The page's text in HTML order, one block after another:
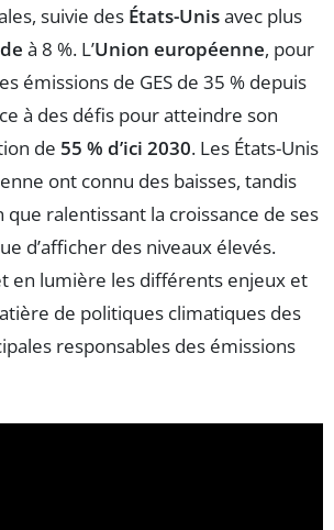
suivie des États-Unisavec plus
à 8 %. L’Union européenne, pour
émissions de GES de 35 % depuis
à des défis pour atteindre son
de 55 % d’ici 2030. Les États-Unis
ont connu des baisses, tandis
que ralentissant la croissance de ses
d’afficher des niveaux élevés.
en lumière les différents enjeux et
de politiques climatiques des
responsables des émissions